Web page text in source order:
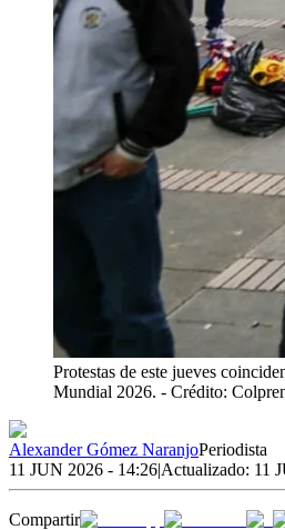
Protestas de este jueves
Mundial 2026. - Crédito:
Alexander Gómez NaranjoPeriodista
11 JUN 2026 - 14:26|Actualizado: 11
Compartir